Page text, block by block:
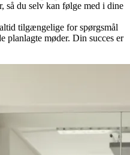
så du selv kan følge med i dine
tilgængelige for spørgsmål
planlagte møder. Din succes er